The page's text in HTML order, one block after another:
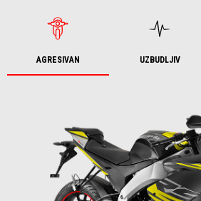
AGRESIVAN UZBUDLJIV